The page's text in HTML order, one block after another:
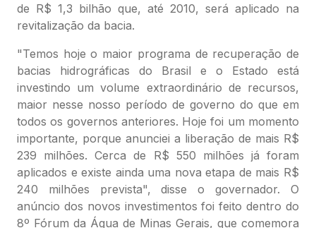
de R$ 1,3 bilhão que, até 2010, será aplicado na
revitalização da bacia.
"Temos hoje o maior programa de recuperação de
bacias hidrográficas do Brasil e o Estado está
investindo um volume extraordinário de recursos,
maior nesse nosso período de governo do que em
todos os governos anteriores. Hoje foi um momento
importante, porque anunciei a liberação de mais R$
239 milhões. Cerca de R$ 550 milhões já foram
aplicados e existe ainda uma nova etapa de mais R$
240 milhões prevista", disse o governador. O
anúncio dos novos investimentos foi feito dentro do
8º Fórum da Água de Minas Gerais, que comemora